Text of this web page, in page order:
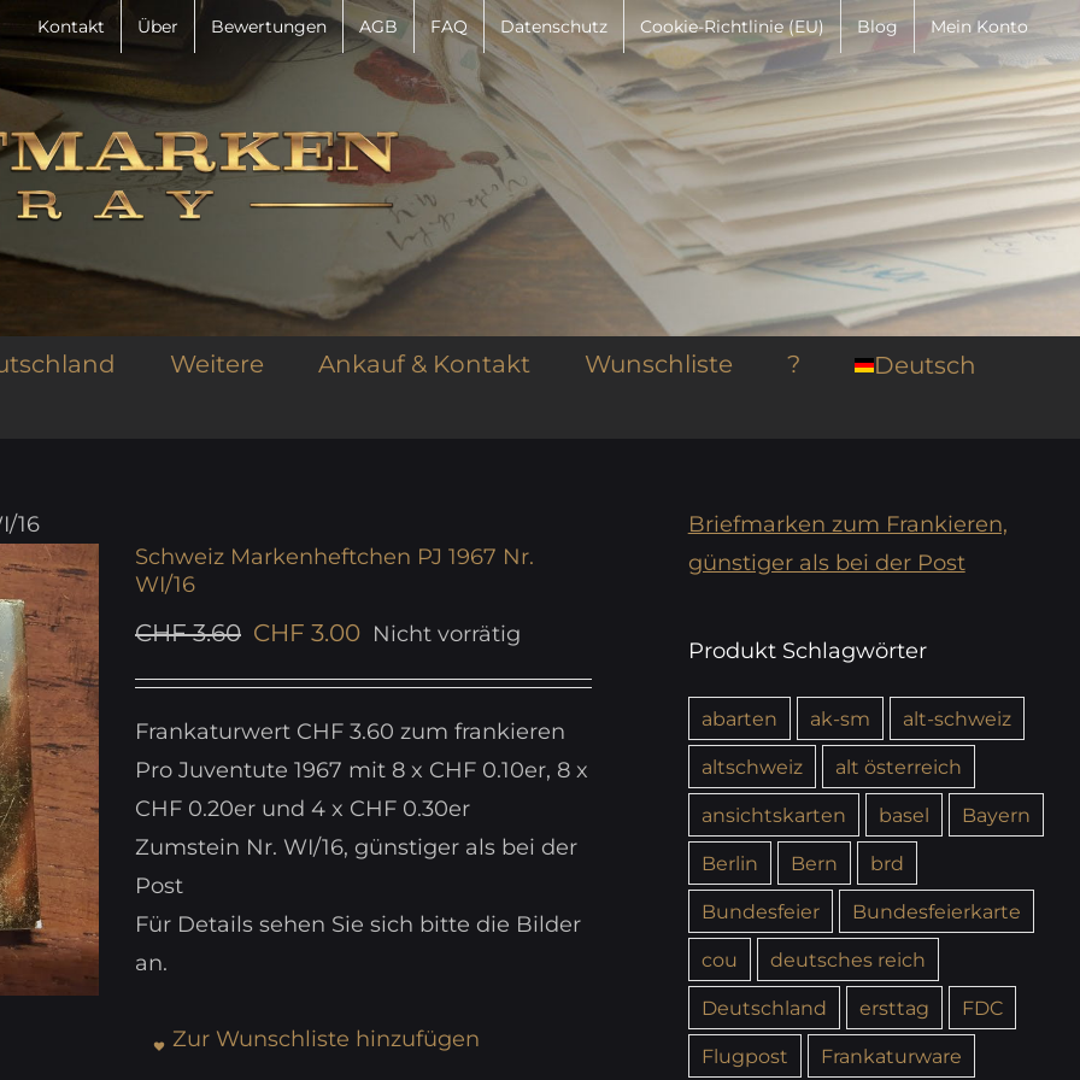
Kontakt Über Bewertungen AGB FAQ Datenschutz Cookie-Richtlinie (EU) Blog Mein Konto
Weitere Ankauf & Kontakt Wunschliste ? Deutsch
16
Schweiz Markenheftchen PJ 1967 Nr.
WI/16
CHF3.60 Ursprünglicher
CHF 3.60
CHF 3.00Aktueller
CHF 3.00.
Nicht vorrätig
Frankaturwert CHF 3.60 zum frankieren
Pro Juventute 1967 mit 8 x CHF 0.10er, 8 x
CHF 0.20er und 4 x CHF 0.30er
Zumstein Nr. WI/16, günstiger als bei der
Post
Für Details sehen Sie sich bitte die Bilder
an.
Zur Wunschliste hinzufügen
Briefmarken zum Frankieren,
günstiger als bei der Post
Produkt Schlagwörter
abarten ak-sm
alt-schweiz
altschweiz
alt österreich
ansichtskarten
basel
Bayern
Berlin
Bern
brd
Bundesfeier
Bundesfeierkarte
cou
deutsches reich
Deutschland
ersttag
FDC
Flugpost
Frankaturware